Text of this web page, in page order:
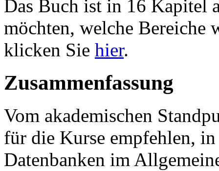
Das Buch ist in 16 Kapitel
möchten, welche Bereiche
klicken Sie hier.
Zusammenfassung
Vom akademischen
für die Kurse empfehlen,
Datenbanken im